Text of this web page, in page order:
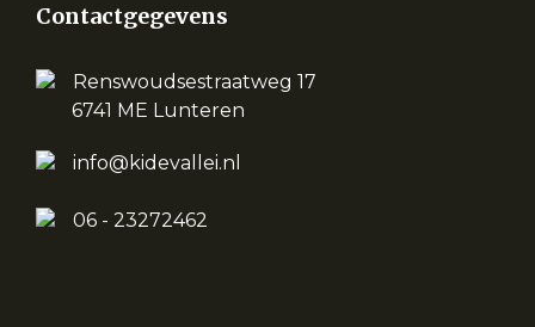
Contactgegevens
Renswoudsestraatweg 17
6741 ME Lunteren
info@kidevallei.nl
06 - 23272462